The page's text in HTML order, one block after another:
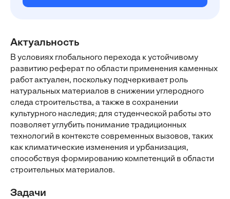
Актуальность
В условиях глобального перехода к устойчивому
развитию реферат по области применения каменных
работ актуален, поскольку подчеркивает роль
натуральных материалов в снижении углеродного
следа строительства, а также в сохранении
культурного наследия; для студенческой работы это
позволяет углубить понимание традиционных
технологий в контексте современных вызовов, таких
как климатические изменения и урбанизация,
способствуя формированию компетенций в области
строительных материалов.
Задачи